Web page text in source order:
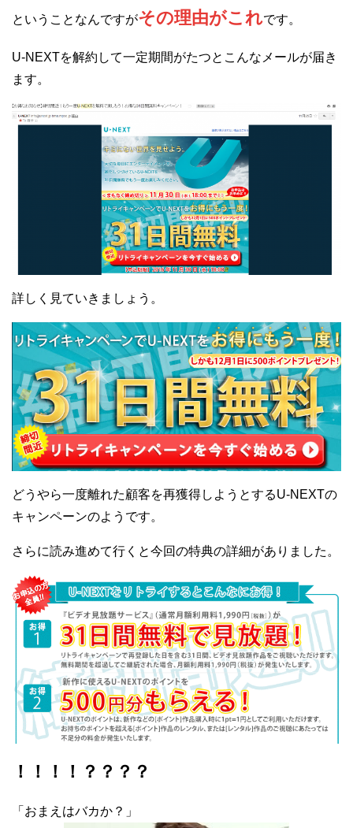
ということなんですがその理由がこれです。
U-NEXTを解約して一定期間がたつとこんなメールが届き
ます。
詳しく見ていきましょう。
どうやら一度離れた顧客を再獲得しようとするU-NEXTの
キャンペーンのようです。
さらに読み進めて行くと今回の特典の詳細がありました。
！！！！？？？？
「おまえはバカか？」